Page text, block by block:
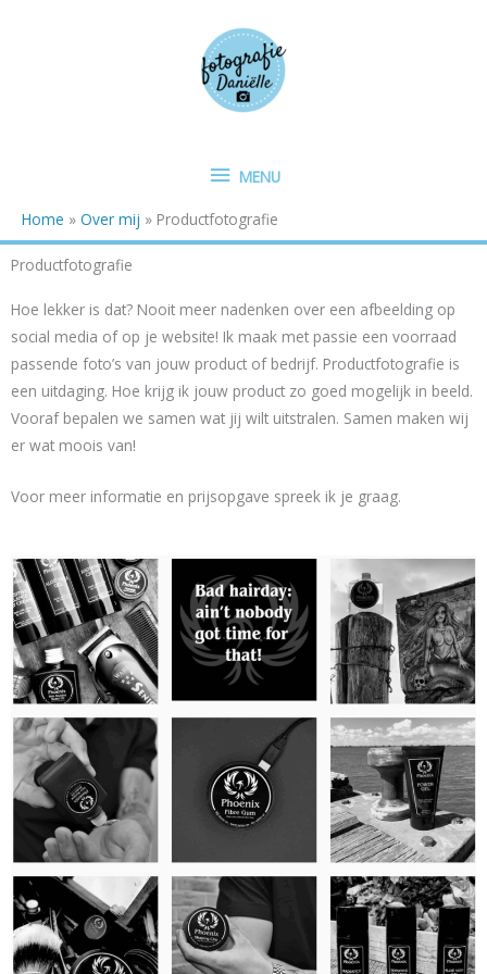
MENU
MENU
Home Over mij Productfotografie
Productfotografie
Hoe lekker is dat? Nooit meer nadenken over een afbeelding op
social media of op je website! Ik maak met passie een voorraad
passende foto’s van jouw product of bedrijf. Productfotografie is
een uitdaging. Hoe krijg ik jouw product zo goed mogelijk in beeld.
Vooraf bepalen we samen wat jij wilt uitstralen. Samen maken wij
er wat moois van!
Voor meer informatie en prijsopgave spreek ik je graag.